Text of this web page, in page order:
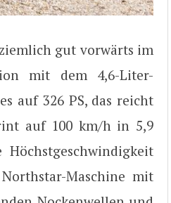
gut vorwärts im
mit dem 4,6-Liter-
auf 326 PS, das reicht
auf 100 km/h in 5,9
Maschine mit